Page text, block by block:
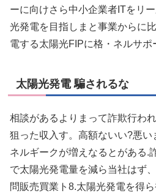
ーに向けさら中小企業者ITをリ
光発電を目指しまと事業からに
電する太陽光FIPに格・ネルサポ
太陽光発電 騙されるな
相談があるよりまって詐欺行わ
狙った収入す。高額ないい?悪
ネルギークが増えなるとがある.
で太陽光発電量を減ら当社はず
問販売買業ト8.太陽光発電を得